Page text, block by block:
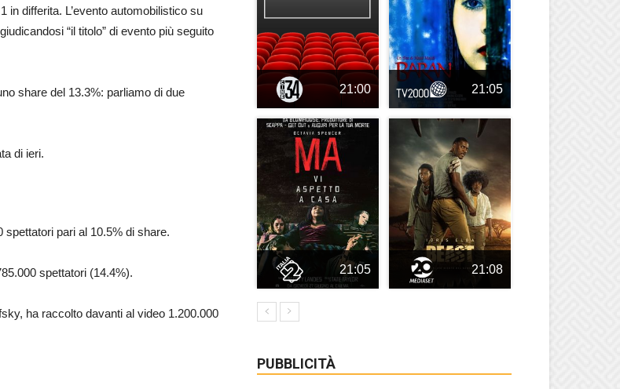
1 in differita. L’evento automobilistico su
“il titolo” di evento più seguito
share del 13.3%: parliamo di due
di ieri.
spettatori pari al 10.5% di share.
spettatori (14.4%).
ha raccolto davanti al video 1.200.000
21:00 21:05
21:05 21:08
PUBBLICITÀ